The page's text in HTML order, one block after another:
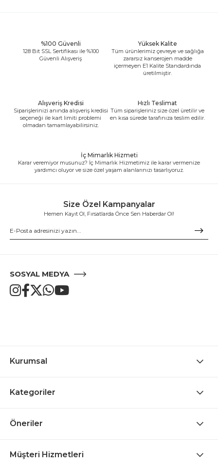
%100 Güvenli
128 Bit SSL Sertifikası ile %100
Güvenli Alışveriş
Yüksek Kalite
Tüm ürünlerimiz çevreye ve sağlığa
zararsız kanserojen madde
içermeyen E1 Kalite Standardında
üretilmiştir.
Alışveriş Kredisi
Siparişlerinizi anında alışveriş kredisi
seçeneği ile kart limiti problemi
olmadan tamamlayabilirsiniz.
Hızlı Teslimat
Tüm siparişleriniz size özel üretilir ve
en kısa sürede tarafınıza teslim edilir.
İç Mimarlık Hizmeti
Karar veremiyor musunuz? İç Mimarlık Hizmetimiz ile karar vermenize
yardımcı oluyor ve size özel yaşam alanlarınızı tasarlıyoruz.
Size Özel Kampanyalar
Hemen Kayıt Ol, Fırsatlarda Önce Sen Haberdar Ol!
SOSYAL MEDYA
Kurumsal
Kategoriler
Öneriler
Müşteri Hizmetleri